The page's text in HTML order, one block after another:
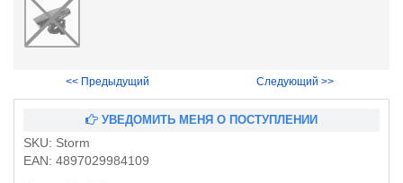
<< Предыдущий Следующий >>
УВЕДОМИТЬ МЕНЯ О ПОСТУПЛЕНИИ
SKU: Storm
EAN: 4897029984109